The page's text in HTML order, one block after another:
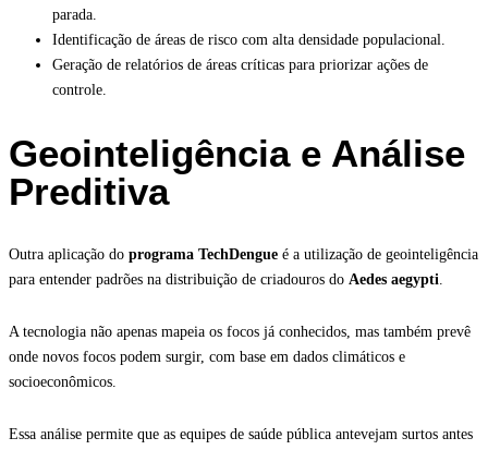
parada.
Identificação de áreas de risco com alta densidade populacional.
Geração de relatórios de áreas críticas para priorizar ações de
controle.
Geointeligência e Análise
Preditiva
Outra aplicação do programa TechDengue é a utilização de geointeligência
para entender padrões na distribuição de criadouros do Aedes aegypti.
A tecnologia não apenas mapeia os focos já conhecidos, mas também prevê
onde novos focos podem surgir, com base em dados climáticos e
socioeconômicos.
Essa análise permite que as equipes de saúde pública antevejam surtos antes